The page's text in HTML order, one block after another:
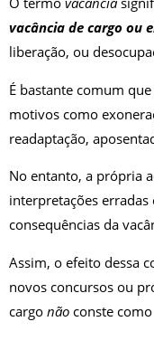
vacância de cargo ou
liberação, ou
É bastante comum
motivos como
readaptação,
No entanto, a própria
interpretações erradas
consequências da
Assim, o efeito dessa
novos concursos ou
cargo não conste